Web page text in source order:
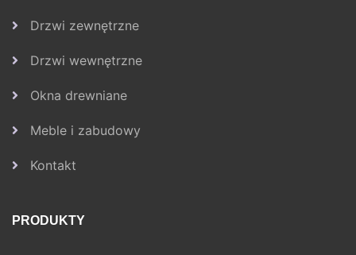
Drzwi zewnętrzne
Drzwi wewnętrzne
Okna drewniane
Meble i zabudowy
Kontakt
PRODUKTY